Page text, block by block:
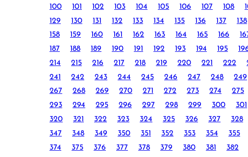
100
101 102 103 104 105 106 107 108
129
130 131 132 133 134 135 136 137 138
158
159 160 161 162 163 164 165 166
187
188 189 190 191 192 193 194 195
214
215 216 217 218 219 220 221 222
241
242 243 244 245 246 247 248 249
267
268 269 270 271 272 273 274 275
293
294 295 296 297 298 299 300 301
320
321 322 323 324 325 326 327 328
347
348 349 350 351 352 353 354 355
374
375 376 377 378 379 380 381 382